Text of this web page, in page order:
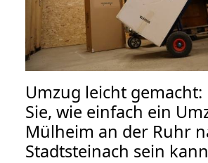
Umzug leicht gemacht:
Sie, wie einfach ein
Mülheim an der Ruhr
Stadtsteinach sein kann